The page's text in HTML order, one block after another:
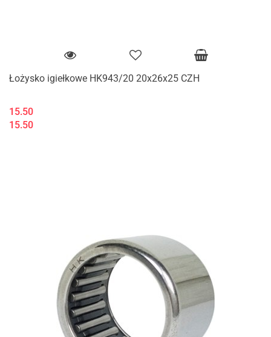
Łożysko igiełkowe HK943/20 20x26x25 CZH
15.50
15.50